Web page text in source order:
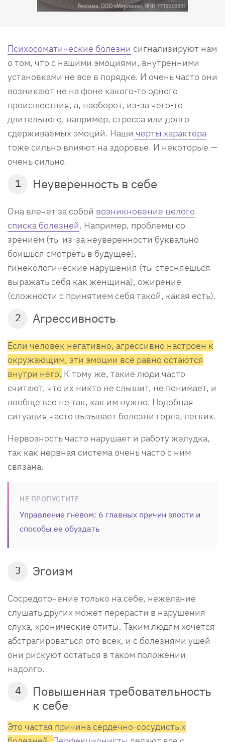
Психосоматические болезни сигнализируют нам
о том, что с нашими эмоциями, внутренними
установками не все в порядке. И очень часто они
возникают не на фоне какого-то одного
происшествия, а, наоборот, из-за чего-то
длительного, например, стресса или долго
сдерживаемых эмоций. Наши черты характера
тоже сильно влияют на здоровье. И некоторые —
очень сильно.
1 Неуверенность в себе
Она влечет за собой возникновение целого
списка болезней. Например, проблемы со
зрением (ты из-за неуверенности буквально
боишься смотреть в будущее),
гинекологические нарушения (ты стесняешься
выражать себя как женщина), ожирение
(сложности с принятием себя такой, какая есть).
2 Агрессивность
Если человек негативно, агрессивно настроен к
окружающим, эти эмоции все равно остаются
внутри него. К тому же, такие люди часто
считают, что их никто не слышит, не понимает, и
вообще все не так, как им нужно. Подобная
ситуация часто вызывает болезни горла, легких.
Нервозность часто нарушает и работу желудка,
так как нервная система очень часто с ним
связана.
НЕ ПРОПУСТИТЕ
Управление гневом: 6 главных причин злости и
способы ее обуздать
3 Эгоизм
Сосредоточение только на себе, нежелание
слушать других может перерасти в нарушения
слуха, хронические отиты. Таким людям хочется
абстрагироваться ото всех, и с болезнями ушей
они рискуют остаться в таком положении
надолго.
4
Повышенная требовательность
к себе
Это частая причина сердечно-сосудистых